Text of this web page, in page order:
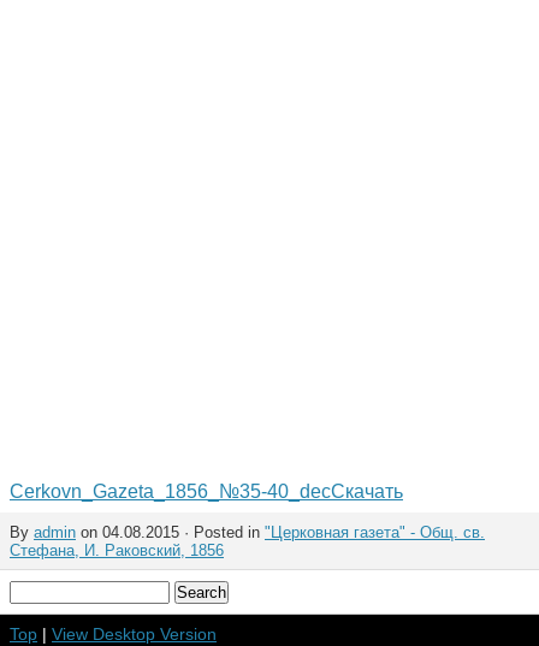
Cerkovn_Gazeta_1856_№35-40_decСкачать
By admin on 04.08.2015 · Posted in "Церковная газета" - Общ. св.
Стефана, И. Раковский, 1856
Top | View Desktop Version